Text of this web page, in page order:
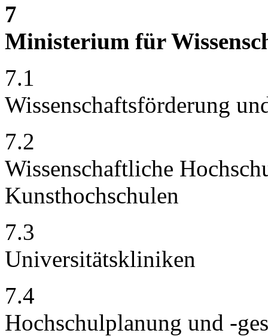
7
Ministerium für
7.1
Wissenschaftsförderung
7.2
Wissenschaftliche
Kunsthochschulen
7.3
Universitätskliniken
7.4
Hochschulplanung und -